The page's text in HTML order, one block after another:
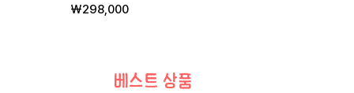
가격
₩298,000
베스트 상품